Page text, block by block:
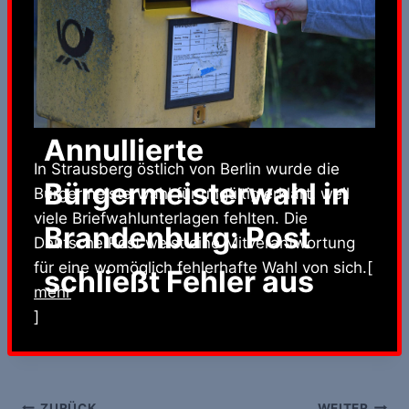
Annullierte
Bürgermeisterwahl in
Brandenburg: Post
schließt Fehler aus
In Strausberg östlich von Berlin wurde die
Bürgermeisterwahl für ungültig erklärt, weil
viele Briefwahlunterlagen fehlten. Die
Deutsche Post weist eine Mitverantwortung
für eine womöglich fehlerhafte Wahl von sich.[
mehr
]